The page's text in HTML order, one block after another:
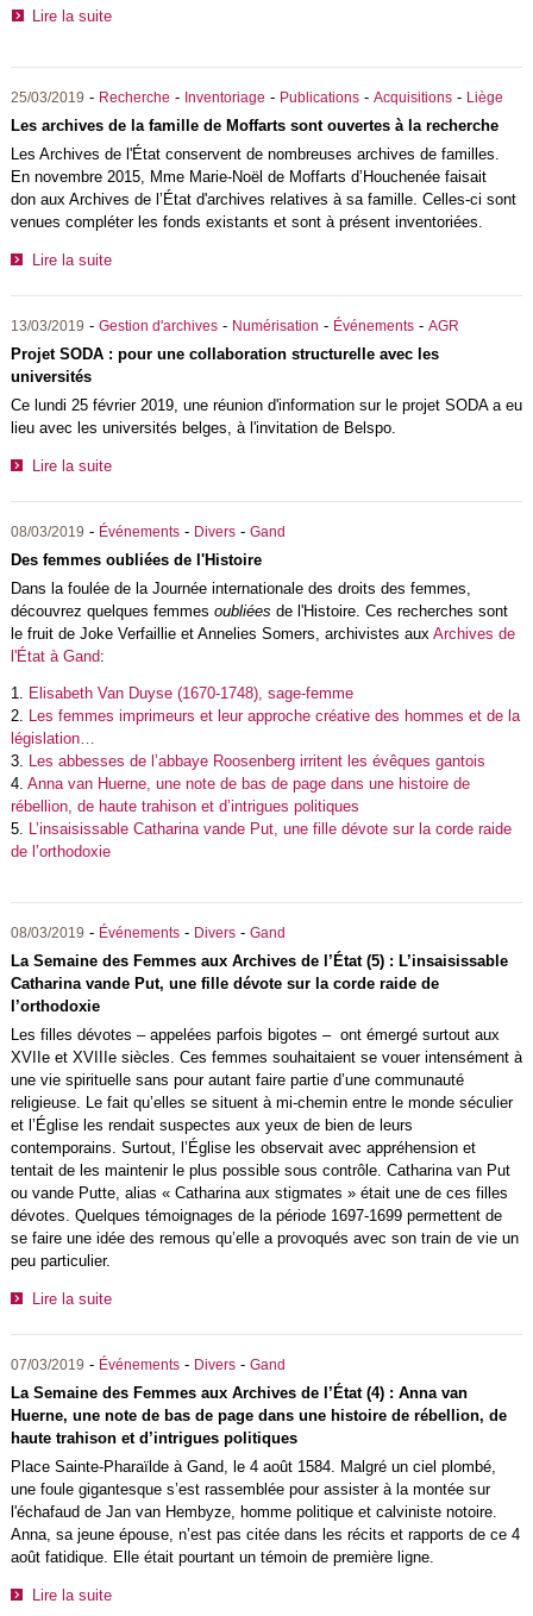
Lire la suite
25/03/2019 - Recherche - Inventoriage - Publications- Acquisitions- Liège
Les archives de la famille de Moffarts sont ouvertes à la recherche
Les Archives de l'État conservent de nombreuses archives de familles.
En novembre 2015, Mme Marie-Noël de Moffarts d’Houchenée faisait
don aux Archives de l’État d'archives relatives à sa famille. Celles-ci sont
venues compléter les fonds existants et sont à présent inventoriées.
Lire la suite
13/03/2019 - Gestion d'archives- Numérisation - Événements- AGR
Projet SODA : pour une collaboration structurelle avec les
universités
Ce lundi 25 février 2019, une réunion d'information sur le projet SODA a eu
lieu avec les universités belges, à l'invitation de Belspo.
Lire la suite
08/03/2019 - Événements- Divers- Gand
Des femmes oubliées de l'Histoire
Dans la foulée de la Journée internationale des droits des femmes,
découvrez quelques femmes oubliées de l'Histoire. Ces recherches sont
le fruit de Joke Verfaillie et Annelies Somers, archivistes aux Archives de
l'État à Gand:
1. Elisabeth Van Duyse (1670-1748), sage-femme
2. Les femmes imprimeurs et leur approche créative des hommes et de la
législation…
3. Les abbesses de l’abbaye Roosenberg irritent les évêques gantois
4. Anna van Huerne, une note de bas de page dans une histoire de
rébellion, de haute trahison et d’intrigues politiques
5. L’insaisissable Catharina vande Put, une fille dévote sur la corde raide
de l’orthodoxie
08/03/2019 - Événements- Divers- Gand
La Semaine des Femmes aux Archives de l’État (5) : L’insaisissable
Catharina vande Put, une fille dévote sur la corde raide de
l’orthodoxie
Les filles dévotes – appelées parfois bigotes – ont émergé surtout aux
XVIIe et XVIIIe siècles. Ces femmes souhaitaient se vouer intensément à
une vie spirituelle sans pour autant faire partie d’une communauté
religieuse. Le fait qu’elles se situent à mi-chemin entre le monde séculier
et l’Église les rendait suspectes aux yeux de bien de leurs
contemporains. Surtout, l’Église les observait avec appréhension et
tentait de les maintenir le plus possible sous contrôle. Catharina van Put
ou vande Putte, alias « Catharina aux stigmates » était une de ces filles
dévotes. Quelques témoignages de la période 1697-1699 permettent de
se faire une idée des remous qu’elle a provoqués avec son train de vie un
peu particulier.
Lire la suite
07/03/2019 - Événements- Divers- Gand
La Semaine des Femmes aux Archives de l’État (4) : Anna van
Huerne, une note de bas de page dans une histoire de rébellion, de
haute trahison et d’intrigues politiques
Place Sainte-Pharaïlde à Gand, le 4 août 1584. Malgré un ciel plombé,
une foule gigantesque s’est rassemblée pour assister à la montée sur
l'échafaud de Jan van Hembyze, homme politique et calviniste notoire.
Anna, sa jeune épouse, n’est pas citée dans les récits et rapports de ce 4
août fatidique. Elle était pourtant un témoin de première ligne.
Lire la suite